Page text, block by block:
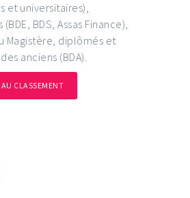
et universitaires),
BDS, Assas Finance),
Magistère, diplômés et
anciens (BDA).
AU CLASSEMENT